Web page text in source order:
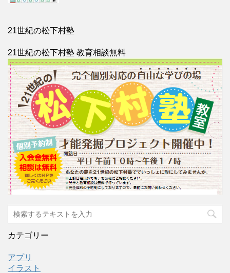
21世紀の松下村塾
21世紀の松下村塾 教育相談無料
カテゴリー
アプリ
イラスト